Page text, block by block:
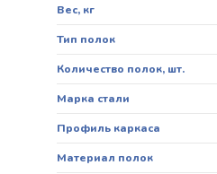
Вес, кг
Тип полок
Количество полок, шт.
Марка стали
Профиль каркаса
Материал полок